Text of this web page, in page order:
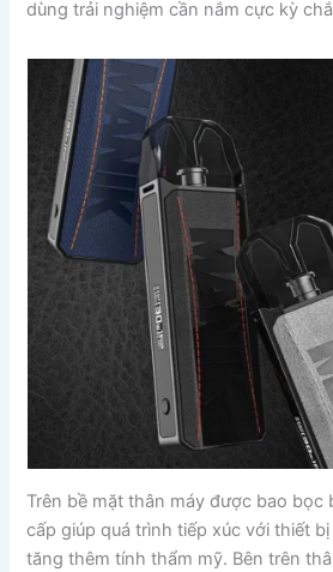
dùng trải nghiệm cần nắm cực kỳ
Trên bề mặt thân máy được bao bọc
cấp giúp quá trình tiếp xúc với thiết
tăng thêm tính thẩm mỹ. Bên trên